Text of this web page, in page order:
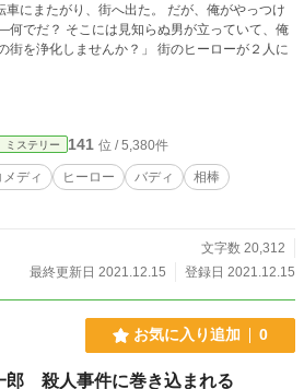
車にまたがり、街へ出た。 だが、俺がやっつけ
でだ？ そこには見知らぬ男が立っていて、俺
街を浄化しませんか？」 街のヒーローが２人に
ミステリー 141 位 / 5,380件
メディ ヒーロー バディ
相棒
文字数 20,312
最終更新日 2021.12.15
登録日 2021.12.15
お気に入り追加 0
殺人事件に巻き込まれる